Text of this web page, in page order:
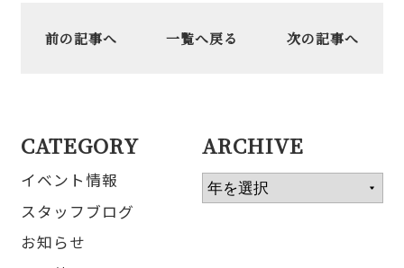
前の記事へ 一覧へ戻る 次の記事へ
CATEGORY
イベント情報
スタッフブログ
お知らせ
ARCHIVE